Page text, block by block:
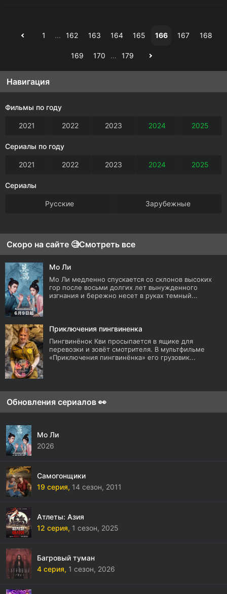
1 ... 162 163 164 165 166 167 168
169 170 ... 179
Навигация
Фильмы по году
2021 2022 2023 2024 2025
Сериалы по году
2021 2022 2023 2024 2025
Сериалы
Русские Зарубежные
Скоро на сайте 🧐Смотреть все
Мо Ли
Мо Ли медленно спускается со склонов высоких
гор после восьми долгих лет вынужденного
изгнания и бережно несет в руках темный...
Приключения пингвиненка
Пингвинёнок Кви просыпается в ящике для
перевозки и зовёт смотрителя. В мультфильме
«Приключения пингвинёнка» его грузовик...
Обновления сериалов 👀
Мо Ли
2026
Самогонщики
19 серия, 14 сезон, 2011
Атлеты: Азия
12 серия, 1 сезон, 2025
Багровый туман
4 серия, 1 сезон, 2026